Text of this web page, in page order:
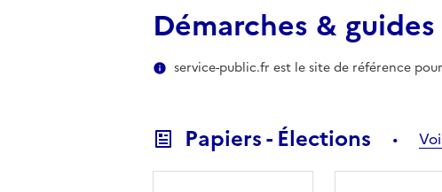
Démarches & guides
service-public.fr est le site de référence
Papiers - Élections